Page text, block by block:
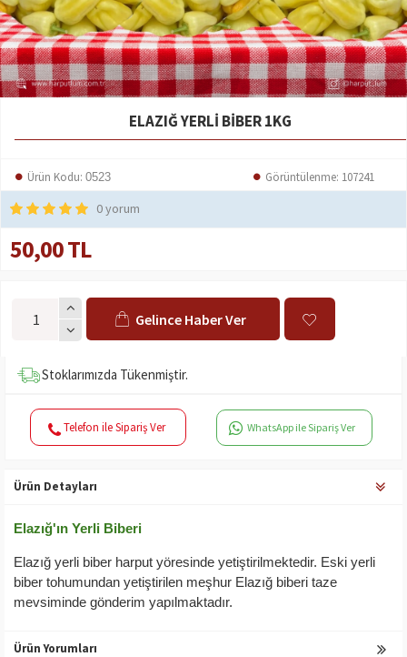
ELAZIĞ YERLI BIBER 1KG
Ürün Kodu: 0523 Görüntülenme: 107241
0 yorum
50,00 TL
Gelince Haber Ver
Stoklarımızda Tükenmiştir.
Telefon ile Sipariş Ver WhatsApp ile Sipariş Ver
Ürün Detayları
Elazığ'ın Yerli Biberi
Elazığ yerli biber harput yöresinde yetiştirilmektedir. Eski yerli
biber tohumundan yetiştirilen meşhur Elazığ biberi taze
mevsiminde gönderim yapılmaktadır.
Ürün Yorumları